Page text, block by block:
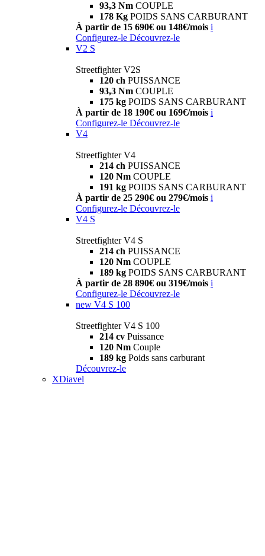
93,3 Nm COUPLE
178 Kg POIDS SANS CARBURANT
À partir de 15 690€ ou 148€/mois i
Configurez-le Découvrez-le
V2 S
Streetfighter V2S
120 ch PUISSANCE
93,3 Nm COUPLE
175 kg POIDS SANS CARBURANT
À partir de 18 190€ ou 169€/mois i
Configurez-le Découvrez-le
V4
Streetfighter V4
214 ch PUISSANCE
120 Nm COUPLE
191 kg POIDS SANS CARBURANT
À partir de 25 290€ ou 279€/mois i
Configurez-le Découvrez-le
V4 S
Streetfighter V4 S
214 ch PUISSANCE
120 Nm COUPLE
189 kg POIDS SANS CARBURANT
À partir de 28 890€ ou 319€/mois i
Configurez-le Découvrez-le
new V4 S 100
Streetfighter V4 S 100
214 cv Puissance
120 Nm Couple
189 kg Poids sans carburant
Découvrez-le
XDiavel